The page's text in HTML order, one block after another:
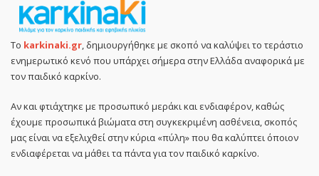
Το karkinaki.gr, δημιουργήθηκε με σκοπό να καλύψει το τεράστιο
ενημερωτικό κενό που υπάρχει σήμερα στην Ελλάδα αναφορικά με
τον παιδικό καρκίνο.
Αν και φτιάχτηκε με προσωπικό μεράκι και ενδιαφέρον, καθώς
έχουμε προσωπικά βιώματα στη συγκεκριμένη ασθένεια, σκοπός
μας είναι να εξελιχθεί στην κύρια «πύλη» που θα καλύπτει όποιον
ενδιαφέρεται να μάθει τα πάντα για τον παιδικό καρκίνο.